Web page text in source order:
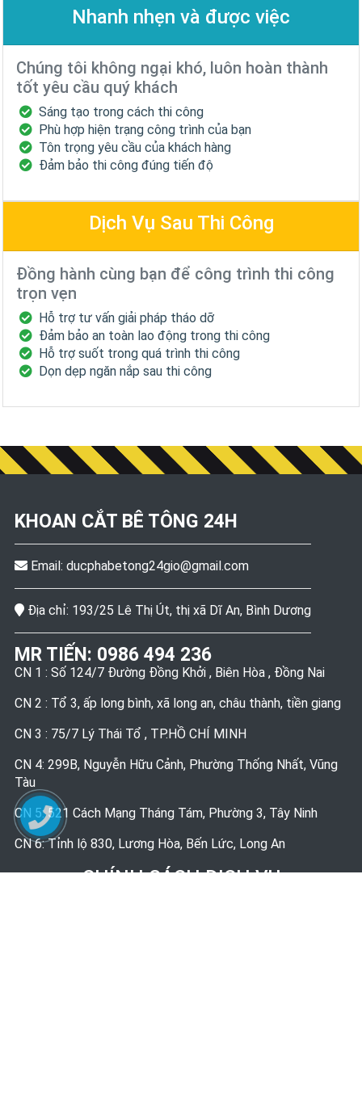
Nhanh nhẹn và được việc
Chúng tôi không ngại khó, luôn hoàn thành
tốt yêu cầu quý khách
Sáng tạo trong cách thi công
Phù hợp hiện trạng công trình của bạn
Tôn trọng yêu cầu của khách hàng
Đảm bảo thi công đúng tiến độ
Dịch Vụ Sau Thi Công
Đồng hành cùng bạn để công trình thi công
trọn vẹn
Hỗ trợ tư vấn giải pháp tháo dỡ
Đảm bảo an toàn lao động trong thi công
Hỗ trợ suốt trong quá trình thi công
Dọn dẹp ngăn nắp sau thi công
KHOAN CẮT BÊ TÔNG 24H
Email: ducphabetong24gio@gmail.com
Địa chỉ: 193/25 Lê Thị Út, thị xã Dĩ An, Bình Dương
MR TIẾN: 0986 494 236
CN 1 : Số 124/7 Đường Đồng Khởi , Biên Hòa , Đồng Nai
CN 2 : Tổ 3, ấp long bình, xã long an, châu thành, tiền giang
CN 3 : 75/7 Lý Thái Tổ , TP.HỒ CHÍ MINH
CN 4: 299B, Nguyễn Hữu Cảnh, Phường Thống Nhất, Vũng
Tàu
CN 5: 521 Cách Mạng Tháng Tám, Phường 3, Tây Ninh
CN 6: Tỉnh lộ 830, Lương Hòa, Bến Lức, Long An
CHÍNH SÁCH DỊCH VỤ